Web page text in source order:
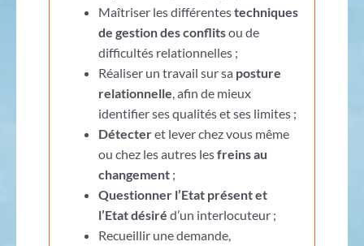
Maîtriser les différentestechniques
de gestion des conflitsou de
difficultés relationnelles ;
Réaliser un travail sur sa posture
relationnelle, afin de mieux
identifier ses qualités et ses limites ;
Détecteret lever chez vous même
ou chez les autres lesfreins au
changement;
Questionner l’Etat présent et
l’Etat désiré d’un interlocuteur ;
Recueillir une demande,